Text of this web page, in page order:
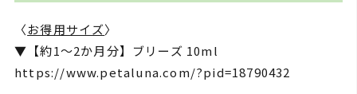
ペタルーナを代表する人気の香りですが、発売から
12年が経った2022年に一度、香りをリニューアルし
ています。2022年といえばちょうどコロナ過真っ只
中で、みんなの心が塞ぎがちになりやすかった頃。
を試作で作り、従来のオーガニックのものと比べた
ところ、こんなに違うものかと驚きました。もちろ
んノンオーガニックとはいえど100%植物由来なの
る効果が高いながらも、ツンとする刺激臭が少ない
ユーカリラディアータと沖縄を代表するハーブ月
桃。
や、不安な気持ちを和らげてくれます。
【ユーカリ】
鼻の奥まで届くような清涼感と、スーッとした透明
品名
ティーツリー*、ユーカリ
〈お得用サイズ〉
▼【約1～2か月分】ブリーズ 10ml
https://www.petaluna.com/?pid=18790432